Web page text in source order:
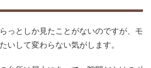
っとしか見たことがないのですが、モ
いして変わらない気がします。